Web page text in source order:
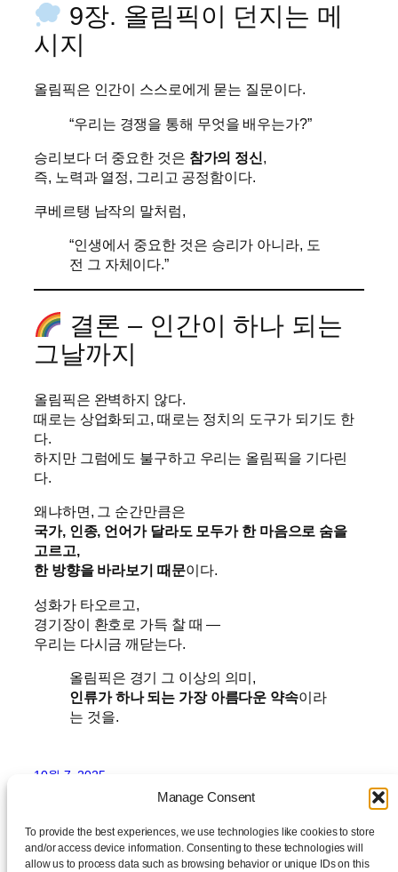
Manage Consent
To provide the best experiences, we use technologies like cookies to store
and/or access device information. Consenting to these technologies will
allow us to process data such as browsing behavior or unique IDs on this
9장. 올림픽이 던지는 메
시지
올림픽은 인간이 스스로에게 묻는 질문이다.
“우리는 경쟁을 통해 무엇을 배우는가?”
승리보다 더 중요한 것은 참가의 정신,
즉, 노력과 열정, 그리고 공정함이다.
쿠베르탱 남작의 말처럼,
“인생에서 중요한 것은 승리가 아니라, 도
전 그 자체이다.”
결론 – 인간이 하나 되는
그날까지
올림픽은 완벽하지 않다.
때로는 상업화되고, 때로는 정치의 도구가 되기도 한
다.
하지만 그럼에도 불구하고 우리는 올림픽을 기다린
다.
왜냐하면, 그 순간만큼은
국가, 인종, 언어가 달라도 모두가 한 마음으로 숨을
고르고,
한 방향을 바라보기 때문이다.
성화가 타오르고,
경기장이 환호로 가득 찰 때 —
우리는 다시금 깨닫는다.
올림픽은 경기 그 이상의 의미,
인류가 하나 되는 가장 아름다운 약속이라
는 것을.
10월 7, 2025